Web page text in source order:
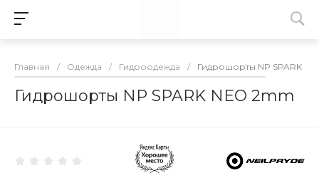
Главная / Одежда / Гидроодежда / Гидрошорты NP SPARK
Гидрошорты NP SPARK NEO 2mm